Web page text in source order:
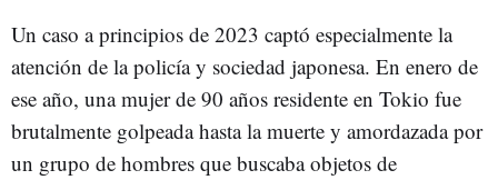
Un caso a principios de 2023 captó especialmente la
atención de la policía y sociedad japonesa. En enero de
ese año, una mujer de 90 años residente en Tokio fue
brutalmente golpeada hasta la muerte y amordazada por
un grupo de hombres que buscaba objetos de